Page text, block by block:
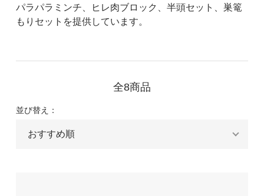
パラパラミンチ、ヒレ肉ブロック、半頭セット、巣篭
もりセットを提供しています。
全8商品
並び替え：